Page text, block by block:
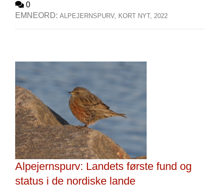
0
EMNEORD: ALPEJERNSPURV, KORT NYT, 2022
Alpejernspurv: Landets første fund og
status i de nordiske lande